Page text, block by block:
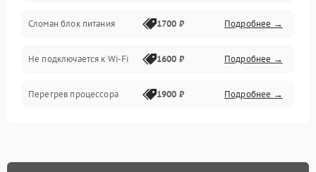
Сломан блок питания 1700 ₽ Подробнее →
Не подключается к Wi-Fi 1600 ₽ Подробнее →
Перегрев процессора 1900 ₽ Подробнее →
Проблемы с